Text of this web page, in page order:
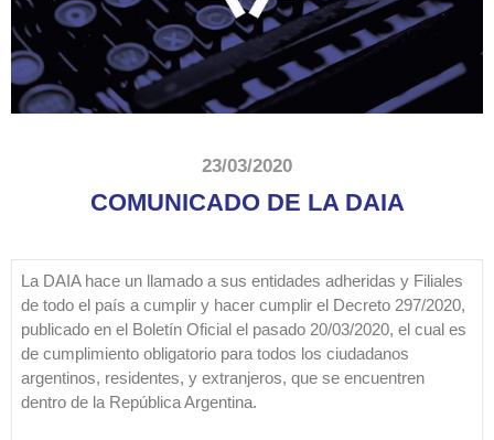
23/03/2020
COMUNICADO DE LA DAIA
La DAIA hace un llamado a sus entidades adheridas y Filiales
de todo el país a cumplir y hacer cumplir el Decreto 297/2020,
publicado en el Boletín Oficial el pasado 20/03/2020, el cual es
de cumplimiento obligatorio para todos los ciudadanos
argentinos, residentes, y extranjeros, que se encuentren
dentro de la República Argentina.